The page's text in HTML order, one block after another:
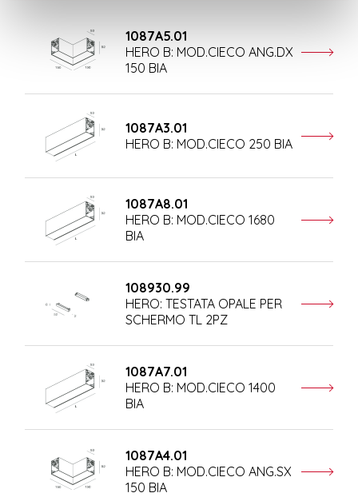
1087A5.01
HERO B: MOD.CIECO ANG.DX
150 BIA
1087A3.01
HERO B: MOD.CIECO 250 BIA
1087A8.01
HERO B: MOD.CIECO 1680
BIA
108930.99
HERO: TESTATA OPALE PER
SCHERMO TL 2PZ
1087A7.01
HERO B: MOD.CIECO 1400
BIA
1087A4.01
HERO B: MOD.CIECO ANG.SX
150 BIA